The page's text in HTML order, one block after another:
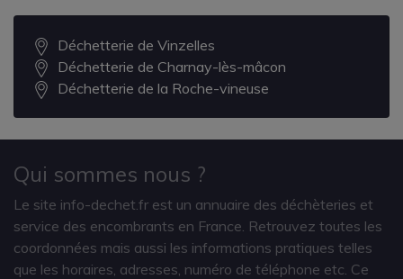
Déchetterie de Vinzelles
Déchetterie de Charnay-lès-mâcon
Déchetterie de la Roche-vineuse
Qui sommes nous ?
Le site info-dechet.fr est un annuaire des déchèteries et
service des encombrants en France. Retrouvez toutes les
coordonnées mais aussi les informations pratiques telles
que les horaires, adresses, numéro de téléphone etc. Ce